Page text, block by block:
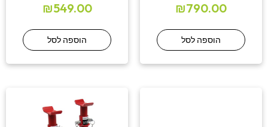
₪790.00
הוספה לסל
₪549.00
הוספה לסל